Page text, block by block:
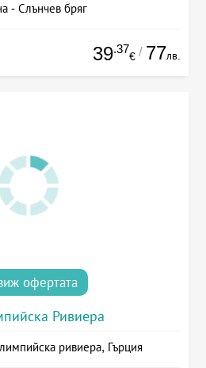
- Слънчев бряг
39.37
€ / 77лв.
офертата
Ривиера
ривиера, Гърция